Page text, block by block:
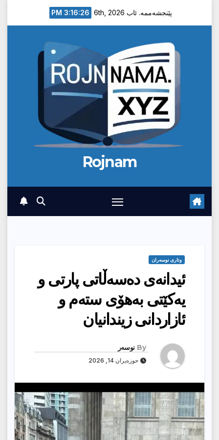
پێنجشەممە. ئاب 6th, 2026 3:16:27 PM
Rojnam
وتارى نوسەران
ئیدانەی دەسەڵاتی پارتی و
یەکێتی بەهۆی ستەم و
ئازاردانی زیندانیان
By نوسەر
حوزەیران 14, 2026